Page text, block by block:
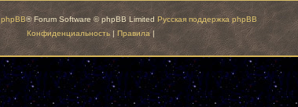
phpBB® Forum Software © phpBB Limited Русская поддержка phpBB
Конфиденциальность|Правила|